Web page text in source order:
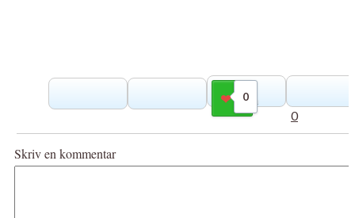
0
Gilla
0
Skriv en kommentar